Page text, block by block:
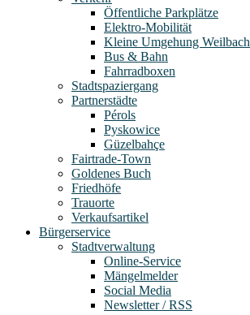
Öffentliche Parkplätze
Elektro-Mobilität
Kleine Umgehung Weilbach
Bus & Bahn
Fahrradboxen
Stadtspaziergang
Partnerstädte
Pérols
Pyskowice
Güzelbahçe
Fairtrade-Town
Goldenes Buch
Friedhöfe
Trauorte
Verkaufsartikel
Bürgerservice
Stadtverwaltung
Online-Service
Mängelmelder
Social Media
Newsletter / RSS